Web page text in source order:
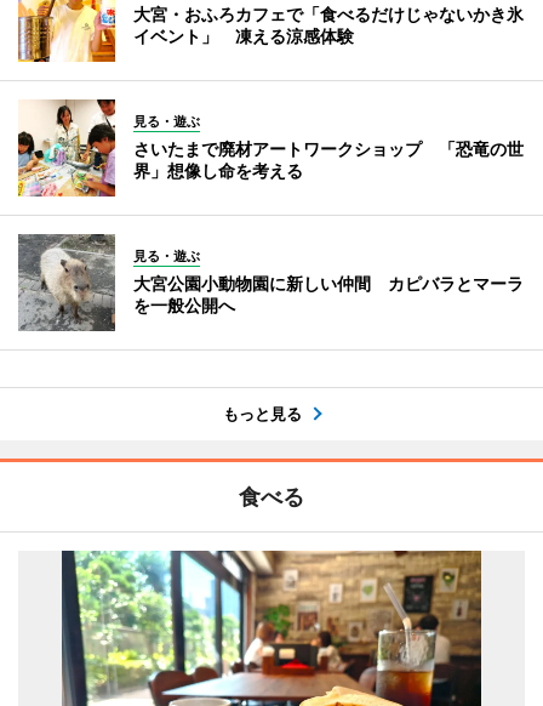
大宮・おふろカフェで「食べるだけじゃないかき氷
イベント」 凍える涼感体験
見る・遊ぶ
さいたまで廃材アートワークショップ 「恐竜の世
界」想像し命を考える
見る・遊ぶ
大宮公園小動物園に新しい仲間 カピバラとマーラ
を一般公開へ
もっと見る
食べる